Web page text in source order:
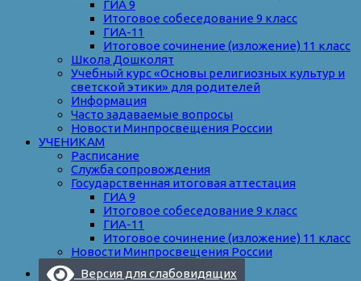
ГИА 9
Итоговое собеседование 9 класс
ГИА-11
Итоговое сочинение (изложение) 11 класс
Школа Дошколят
Учебный курс «Основы религиозных культур и
светской этики» для родителей
Информация
Часто задаваемые вопросы
Новости Минпросвещения России
УЧЕНИКАМ
Расписание
Служба сопровождения
Государственная итоговая аттестация
ГИА 9
Итоговое собеседование 9 класс
ГИА-11
Итоговое сочинение (изложение) 11 класс
Новости Минпросвещения России
Версия для слабовидящих